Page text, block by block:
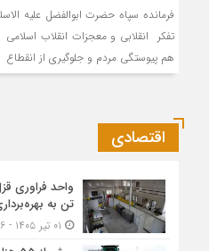
فرمانده سپاه حضرت ابوالفضل علیه
تفکر انقلابی و معجزات انقلاب
هم پیوستگی مردم و جلوگیری از
اقتصادی
واحد فراوری
تن به